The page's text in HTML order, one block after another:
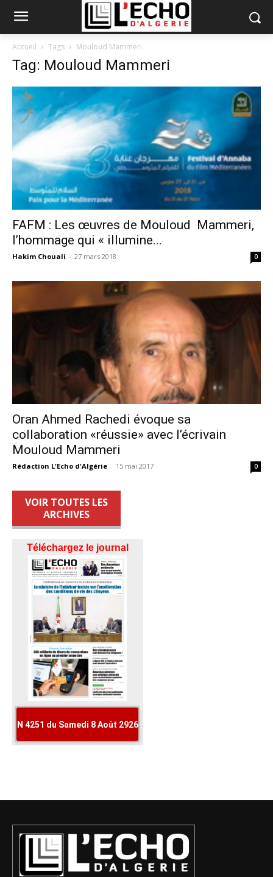
Accueil Tags Mouloud Mammeri
Tag: Mouloud Mammeri
FAFM : Les œuvres de Mouloud Mammeri,
l’hommage qui « illumine...
Hakim Chouali - 27 mars 2018 0
Oran Ahmed Rachedi évoque sa
collaboration «réussie» avec l’écrivain
Mouloud Mammeri
Rédaction L'Echo d'Algérie - 15 mai 2017 0
VOIR TOUTES LES
ARCHIVES